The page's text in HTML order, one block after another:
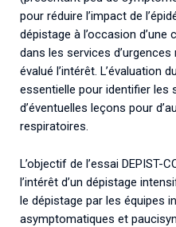
pour réduire l’impact de
dépistage à l’occasion
dans les services
évalué l’intérêt. L’évaluation
essentielle pour identifier les
d’éventuelles leçons pour
respiratoires.
L’objectif de l’essai DEPIST-
l’intérêt d’un dépistage
le dépistage par les équipes
asymptomatiques et